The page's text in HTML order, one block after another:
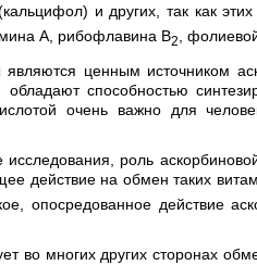
и других, так как
А, рибофлавина В2 ,
ценным источником
способностью
очень важно для
роль
действие на обмен таких
опосредованное действие
во многих других сторонах